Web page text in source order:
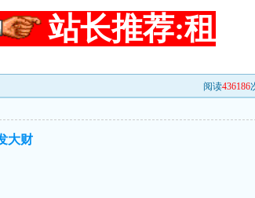
站长推荐:租
阅读436186
大财